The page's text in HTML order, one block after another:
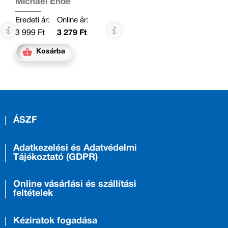
Michael Ende
Eredeti ár:
3 999 Ft
Online ár:
3 279 Ft
Kosárba
ÁSZF
Adatkezelési és Adatvédelmi
Tájékoztató (GDPR)
Online vásárlási és szállítási
feltételek
Kéziratok fogadása